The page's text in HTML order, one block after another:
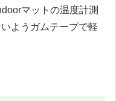
マットの温度計測
ようガムテープで軽